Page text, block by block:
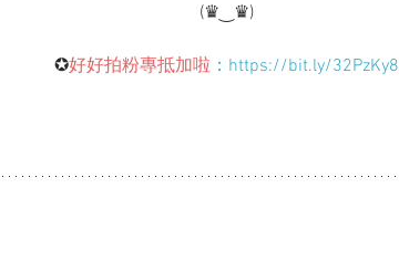
(♛‿♛)
✪好好拍粉專抵加啦：https://bit.ly/32PzKy8